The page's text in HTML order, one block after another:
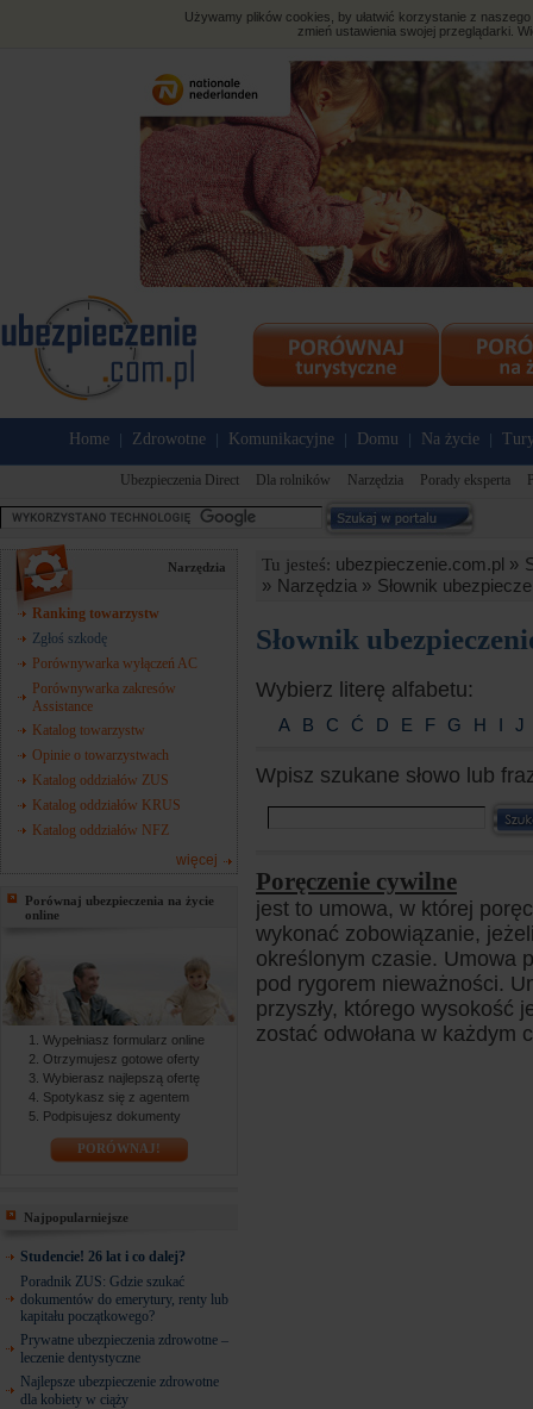
Używamy plików cookies, by ułatwić korzystanie z
zmień ustawienia swojej przeglądarki.
Home Zdrowotne Komunikacyjne Domu Na życie
Ubezpieczenia Direct Dla rolników Narzędzia Porady eksperta
Narzędzia
Ranking towarzystw
Zgłoś szkodę
Porównywarka wyłączeń AC
Porównywarka zakresów
Assistance
Katalog towarzystw
Opinie o towarzystwach
Katalog oddziałów ZUS
Katalog oddziałów KRUS
Katalog oddziałów NFZ
więcej
Porównaj ubezpieczenia na życie
online
Wypełniasz formularz online
Otrzymujesz gotowe oferty
Wybierasz najlepszą ofertę
Spotykasz się z agentem
Podpisujesz dokumenty
PORÓWNAJ!
Najpopularniejsze
Studencie! 26 lat i co dalej?
Poradnik ZUS: Gdzie szukać
dokumentów do emerytury, renty lub
kapitału początkowego?
Prywatne ubezpieczenia zdrowotne –
leczenie dentystyczne
Najlepsze ubezpieczenie zdrowotne
dla kobiety w ciąży
Tu jesteś: ubezpieczenie.com.pl »
» Narzędzia » Słownik
Słownik
Wybierz literę alfabetu:
A B C Ć D E F G H I J
Wpisz szukane słowo lub
Poręczenie cywilne
jest to umowa, w której
wykonać zobowiązanie,
określonym czasie. Umowa
pod rygorem nieważności.
przyszły, którego wysokość
zostać odwołana w każdym